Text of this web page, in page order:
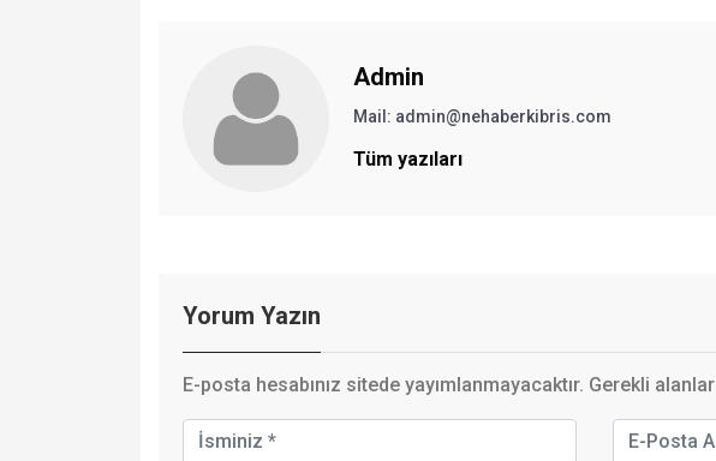
Admin
Mail: admin@nehaberkibris.com
Tüm yazıları
Yorum Yazın
E-posta hesabınız sitede yayımlanmayacaktır. Gerekli alanlar